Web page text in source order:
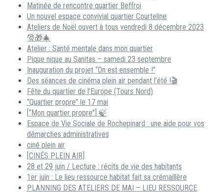
Matinée de rencontre quartier Beffroi
Un nouvel espace convivial quartier Courteline
Ateliers de Noël ouvert à tous vendredi 8 décembre 2023
🎅🎁🎄
Atelier : Santé mentale dans mon quartier
Pique nique au Sanitas – samedi 23 septembre
Inauguration du projet “On est ensemble !”
Des séances de cinéma plein air pendant l’été !🎬
Fête du quartier de l’Europe (Tours Nord)
“Quartier propre” le 17 mai
[“Mon quartier propre”] 🍃
Espace de Vie Sociale de Rochepinard : une aide pour vos
démarches administratives
ciné plein air
[CINÉS PLEIN AIR]
28 et 29 juin / Lecture : récits de vie des habitants
1er juin : Le lieu ressource habitat fait sa crémaillère
PLANNING DES ATELIERS DE MAI – LIEU RESSOURCE